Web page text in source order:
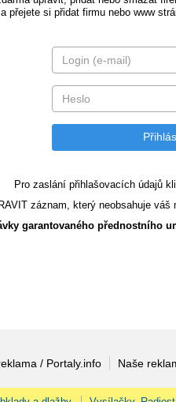
přejete si přidat firmu nebo www
Pro zaslání přihlašovacích údajů
záznam, který neobsahuje
garantovaného přednostního
/ Portaly.info Naše